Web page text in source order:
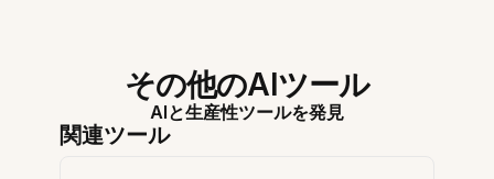
その他のAIツール
AIと生産性ツールを発見
関連ツール